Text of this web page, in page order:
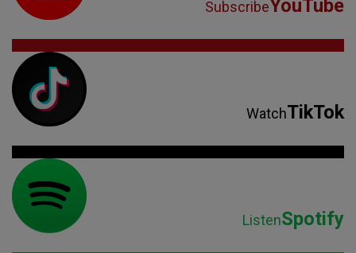
SubscribeYouTube
WatchTikTok
ListenSpotify